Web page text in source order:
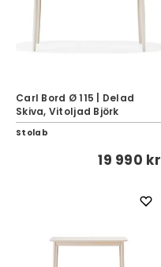
Carl Bord Ø 115 | Delad
Skiva, Vitoljad Björk
Stolab
19 990 kr